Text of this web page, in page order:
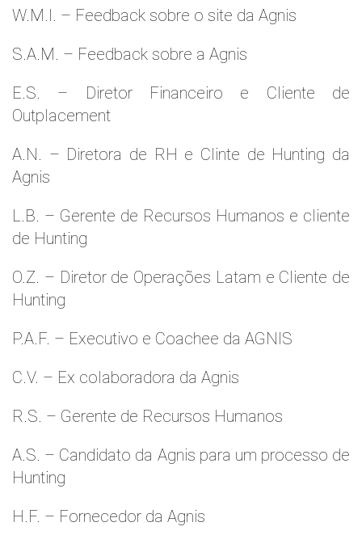
W.M.l. – Feedback sobre o site da Agnis
S.A.M. – Feedback sobre a Agnis
E.S. – Diretor Financeiro e Cliente de
Outplacement
A.N. – Diretora de RH e Clinte de Hunting da
Agnis
L.B. – Gerente de Recursos Humanos e cliente
de Hunting
O.Z. – Diretor de Operações Latam e Cliente de
Hunting
P.A.F. – Executivo e Coachee da AGNIS
C.V. – Ex colaboradora da Agnis
R.S. – Gerente de Recursos Humanos
A.S. – Candidato da Agnis para um processo de
Hunting
H.F. – Fornecedor da Agnis